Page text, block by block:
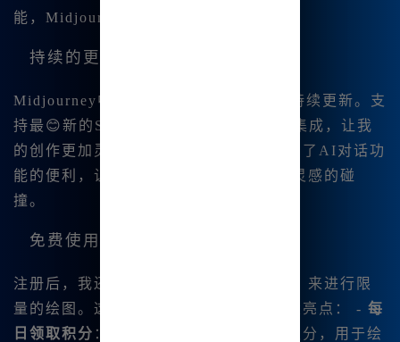
能，Midjourney总能满足我的需求。
持续的更新与优化
Midjourney中文版不仅功能强大，而且持续更新。支
持最😊新的SDXL绘图和 多种AI技术的集成，让我
的创作更加灵活和多元。例如，我感受到了AI对话功
能的便利，让我在创作过程中有.了更多灵感的碰
撞。
免费使用的机会
注册后，我还发现我可以免费获得 积分，来进行限
量的绘图。这无疑是吸引更多用户的一大亮点： - 每
日领取积分 ：可以每天领取一定数量的积分，用于绘